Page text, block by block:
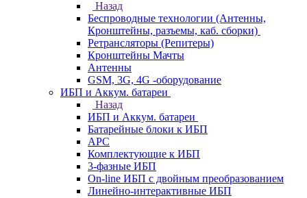
Назад
Беспроводные технологии (Антенны,
Кронштейны, разъемы, каб. сборки)
Ретрансляторы (Репитеры)
Кронштейны Мачты
Антенны
GSM, 3G, 4G -оборудование
ИБП и Аккум. батареи
Назад
ИБП и Аккум. батареи
Батарейные блоки к ИБП
APC
Комплектующие к ИБП
3-фазные ИБП
On-line ИБП с двойным преобразованием
Линейно-интерактивные ИБП